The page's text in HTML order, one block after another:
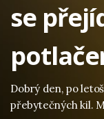
se
Dobrý den, po
přebytečných kil.